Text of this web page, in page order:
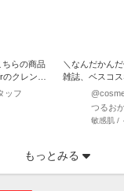
ちらの商品
ッフ
＼なんだかん
雑誌、ベスコス
このクレンジ
つるお
敏感肌 /
もっとみる